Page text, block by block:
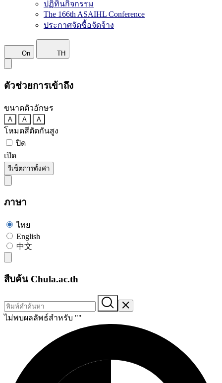
ปฏิทินกิจกรรม
The 166th ASAIHL Conference
ประกาศจัดซื้อจัดจ้าง
On TH
ตัวช่วยการเข้าถึง
ขนาดตัวอักษร
A A A
โหมดสีตัดกันสูง
ปิด
เปิด
รีเซ็ตการตั้งค่า
ภาษา
ไทย
English
中文
สืบค้น Chula.ac.th
ไม่พบผลลัพธ์สำหรับ ""